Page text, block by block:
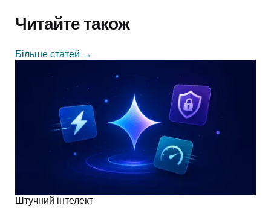
Читайте також
Більше статей →
Штучний інтелект